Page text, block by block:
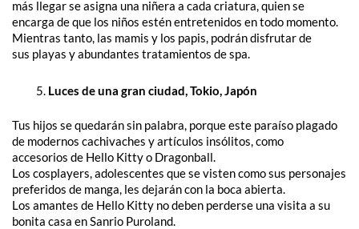
más llegar se asigna una niñera a cada criatura, quien se
encarga de que los niños estén entretenidos en todo momento.
Mientras tanto, las mamis y los papis, podrán disfrutar de
sus playas y abundantes tratamientos de spa.
Luces de una gran ciudad, Tokio, Japón
Tus hijos se quedarán sin palabra, porque este paraíso plagado
de modernos cachivaches y artículos insólitos, como
accesorios de Hello Kitty o Dragonball.
Los cosplayers, adolescentes que se visten como sus personajes
preferidos de manga, les dejarán con la boca abierta.
Los amantes de Hello Kitty no deben perderse una visita a su
bonita casa en Sanrio Puroland.